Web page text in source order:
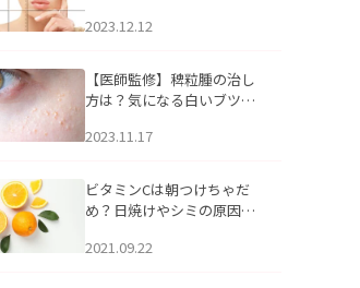
2023.12.12
【医師監修】稗粒腫の治し
方は？気になる白いブツブ
アについて
2023.11.17
ビタミンCは朝つけちゃだ
め？日焼けやシミの原因に
2021.09.22